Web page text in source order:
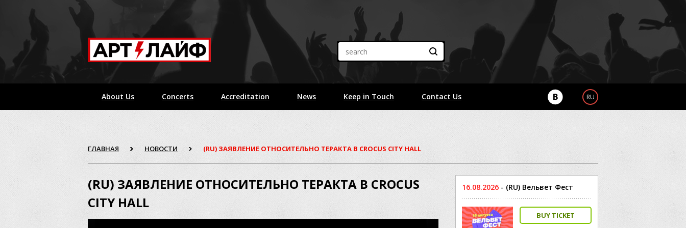
About Us Concerts Accreditation News Keep in Touch Contact Us RU
ГЛАВНАЯ НОВОСТИ (RU) ЗАЯВЛЕНИЕ ОТНОСИТЕЛЬНО ТЕРАКТА В CROCUS CITY HALL
(RU) ЗАЯВЛЕНИЕ ОТНОСИТЕЛЬНО ТЕРАКТА В CROCUS
CITY HALL
16.08.2026 - (RU) Вельвет Фест
BUY TICKET